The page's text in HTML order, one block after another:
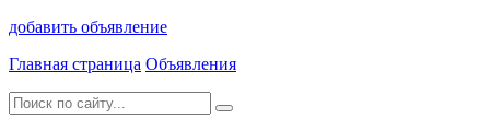
добавить объявление
Главная страница Объявления